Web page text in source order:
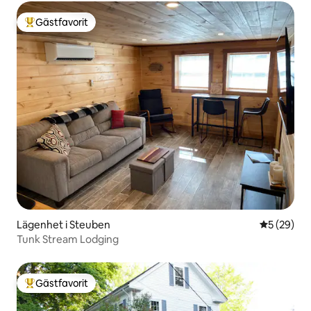
Populär gästfavorit
Gästfavorit
Lägenhet i Steuben 5 av 5 i
5 (29)
Tunk Stream Lodging
Populär gästfavorit
Gästfavorit